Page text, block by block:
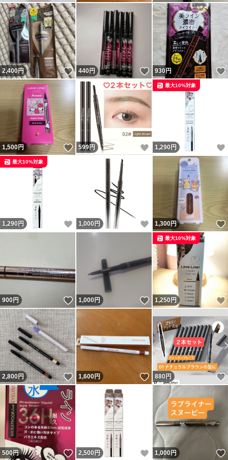
2,400円 いいね！
440円 いいね！
930円
1,500円 いいね！
599円 いいね！
1,290 円
最大10%対象
1,290 円 いいね！
最大10%対象
1,000 円 いいね！
1,300円
900円 いいね！
1,000円 いいね！
1,250円
最大10%対象
2,800円 いいね！
1,600円 いいね！
880円
500円 いいね！
2,500 円 いいね！
1,000円